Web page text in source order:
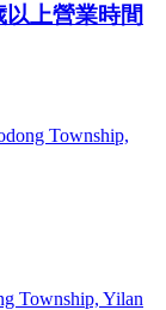
上營業時間
Township,
Township, Yilan